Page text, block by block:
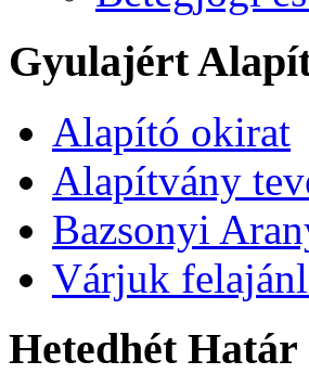
Gyulajért
Alapító okirat
Alapítvány
Bazsonyi
Várjuk
Hetedhét Határ